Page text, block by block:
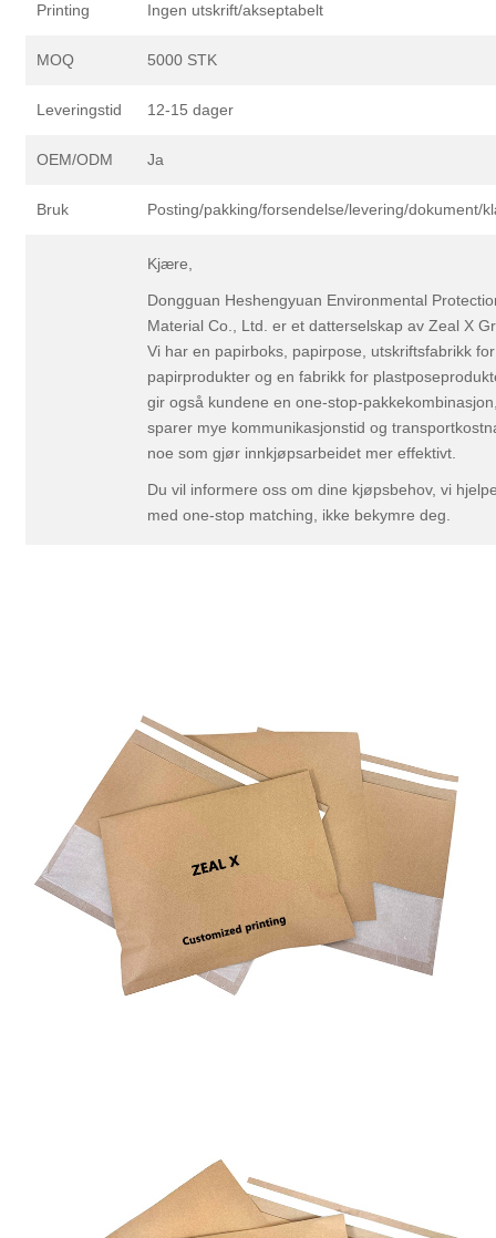
Printing Ingen utskrift/akseptabelt
MOQ 5000 STK
Leveringstid 12-15 dager
OEM/ODM Ja
Bruk Posting/pakking/forsendelse/levering/dokument/
Kjære,
Dongguan Heshengyuan Environmental
Material Co., Ltd. er et datterselskap av Zeal X
Vi har en papirboks, papirpose, utskriftsfabrikk for
papirprodukter og en fabrikk for
gir også kundene en one-stop-
sparer mye kommunikasjonstid og
noe som gjør innkjøpsarbeidet mer effektivt.
Du vil informere oss om dine kjøpsbehov, vi
med one-stop matching, ikke bekymre deg.